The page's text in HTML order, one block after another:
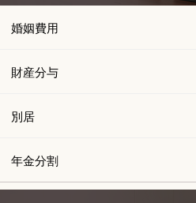
婚姻費用
財産分与
別居
年金分割